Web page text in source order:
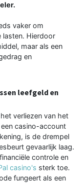
vaker om
lasten. Hierdoor
maar als een
en
leefgeld en
verliezen van het
casino-account
is de drempel
gevaarlijk laag.
controle en
casino's sterk toe.
fungeert als een